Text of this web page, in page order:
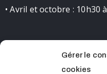
Gérer le
cookies
• Avril et octobre : 10h30
CONTACT